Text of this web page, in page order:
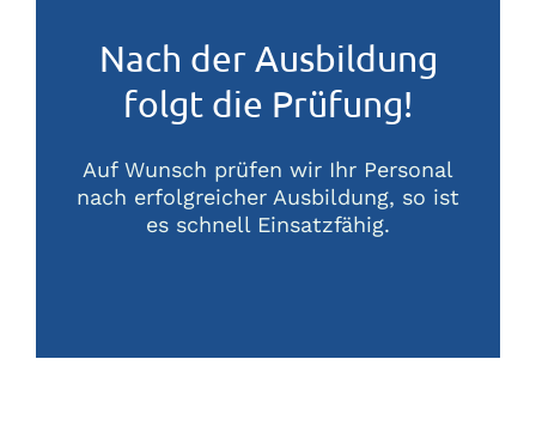
Nach der Ausbildung
folgt die Prüfung!
Auf Wunsch prüfen wir Ihr Personal
nach erfolgreicher Ausbildung, so ist
es schnell Einsatzfähig.